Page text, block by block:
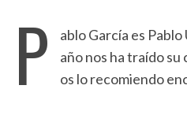
P
ablo García es
año nos ha traído
os lo recomiendo